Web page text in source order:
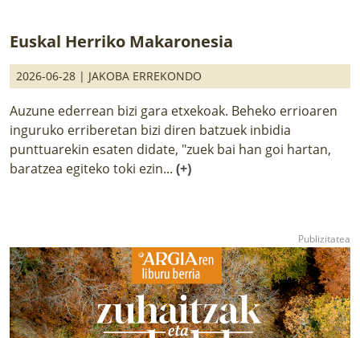
Euskal Herriko Makaronesia
2026-06-28 | JAKOBA ERREKONDO
Auzune ederrean bizi gara etxekoak. Beheko errioaren
inguruko erriberetan bizi diren batzuek inbidia
punttuarekin esaten didate, "zuek bai han goi hartan,
baratzea egiteko toki ezin... (+)